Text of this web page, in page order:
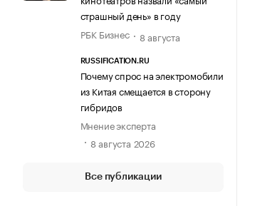
страшный день» в году
РБК Бизнес
8 августа
RUSSIFICATION.RU
Почему спрос на электромобили
из Китая смещается в сторону
гибридов
Мнение эксперта
8 августа 2026
Все публикации